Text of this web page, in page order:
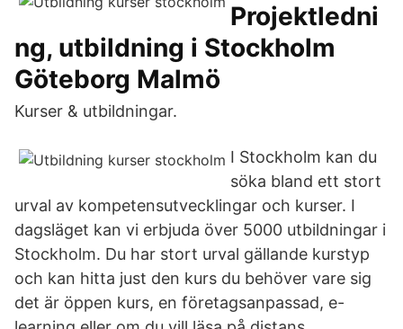
Projektledni
ng, utbildning i Stockholm
Göteborg Malmö
Kurser & utbildningar.
I Stockholm kan du
söka bland ett stort
urval av kompetensutvecklingar och kurser. I
dagsläget kan vi erbjuda över 5000 utbildningar i
Stockholm. Du har stort urval gällande kurstyp
och kan hitta just den kurs du behöver vare sig
det är öppen kurs, en företagsanpassad, e-